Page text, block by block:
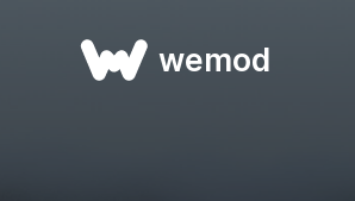
wemod